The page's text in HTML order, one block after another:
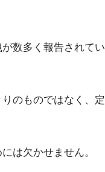
数多く報告されてい
のものではなく、定
は欠かせません。